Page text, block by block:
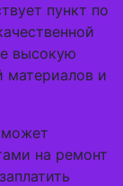
пункт по
высокую
материалов и
на ремонт